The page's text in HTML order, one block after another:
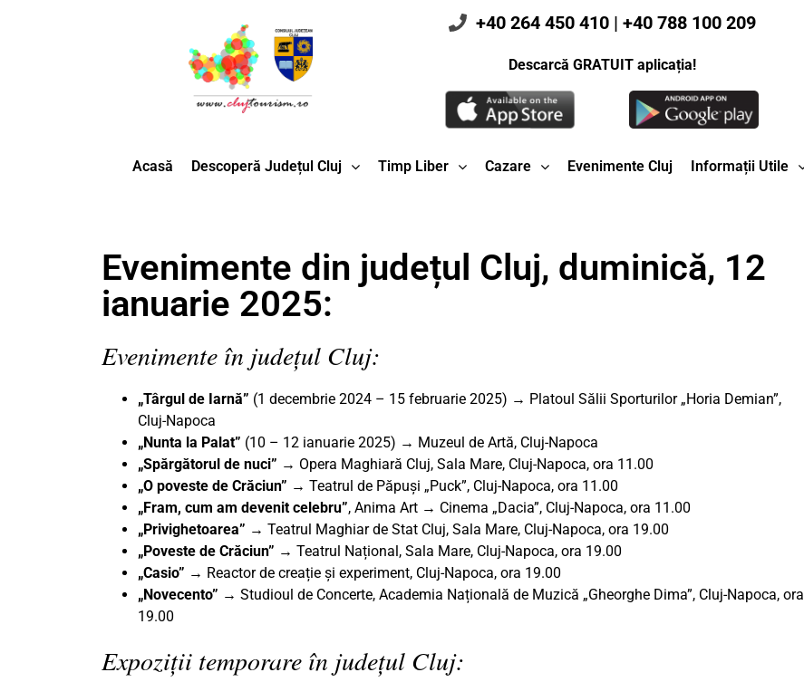
+40 264 450 410 | +40 788 100 209
Descarcă GRATUIT aplicația!
Acasă Descoperă Județul Cluj Timp Liber Cazare Evenimente Cluj Informații Utile
Evenimente din județul Cluj, duminică, 12
ianuarie 2025:
Evenimente în județul Cluj:
„Târgul de Iarnă” (1 decembrie 2024 – 15 februarie 2025) → Platoul Sălii Sporturilor „Horia Demian”,
Cluj-Napoca
„Nunta la Palat” (10 – 12 ianuarie 2025) → Muzeul de Artă, Cluj-Napoca
„Spărgătorul de nuci” → Opera Maghiară Cluj, Sala Mare, Cluj-Napoca, ora 11.00
„O poveste de Crăciun” → Teatrul de Păpuși „Puck”, Cluj-Napoca, ora 11.00
„Fram, cum am devenit celebru”, Anima Art → Cinema „Dacia”, Cluj-Napoca, ora 11.00
„Privighetoarea” → Teatrul Maghiar de Stat Cluj, Sala Mare, Cluj-Napoca, ora 19.00
„Poveste de Crăciun” → Teatrul Național, Sala Mare, Cluj-Napoca, ora 19.00
„Casio” → Reactor de creație și experiment, Cluj-Napoca, ora 19.00
„Novecento” → Studioul de Concerte, Academia Națională de Muzică „Gheorghe Dima”, Cluj-Napoca, ora
19.00
Expoziții temporare în județul Cluj: